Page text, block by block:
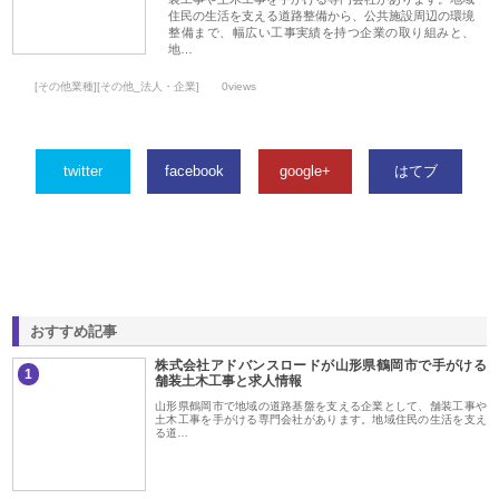
住民の生活を支える道路整備から、公共施設周辺の環境
整備まで、幅広い工事実績を持つ企業の取り組みと、
地…
[その他業種][その他_法人・企業] 0views
twitter facebook google+ はてブ
おすすめ記事
1
株式会社アドバンスロードが山形県鶴岡市で手がける
舗装土木工事と求人情報
山形県鶴岡市で地域の道路基盤を支える企業として、舗装工事や
土木工事を手がける専門会社があります。地域住民の生活を支え
る道…